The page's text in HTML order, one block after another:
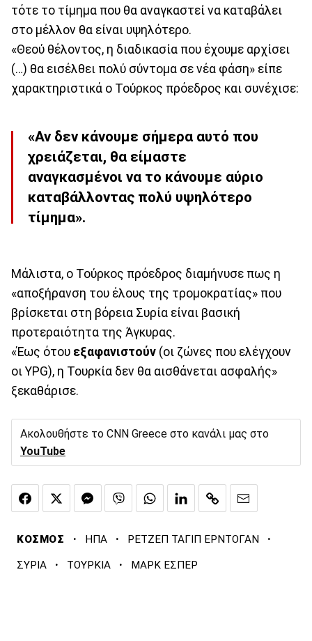
τότε το τίμημα που θα αναγκαστεί να καταβάλει
στο μέλλον θα είναι υψηλότερο.
«Θεού θέλοντος, η διαδικασία που έχουμε αρχίσει
(…) θα εισέλθει πολύ σύντομα σε νέα φάση» είπε
χαρακτηριστικά ο Τούρκος πρόεδρος και συνέχισε:
«Αν δεν κάνουμε σήμερα αυτό που
χρειάζεται, θα είμαστε
αναγκασμένοι να το κάνουμε αύριο
καταβάλλοντας πολύ υψηλότερο
τίμημα».
Μάλιστα, ο Τούρκος πρόεδρος διαμήνυσε πως η
«αποξήρανση του έλους της τρομοκρατίας» που
βρίσκεται στη βόρεια Συρία είναι βασική
προτεραιότητα της Άγκυρας.
«Έως ότου εξαφανιστούν (οι ζώνες που ελέγχουν
οι YPG), η Τουρκία δεν θα αισθάνεται ασφαλής»
ξεκαθάρισε.
Ακολουθήστε το CNN Greece στο κανάλι μας στο
YouTube
ΚΟΣΜΟΣ · ΗΠΑ · ΡΕΤΖΕΠ ΤΑΓΙΠ ΕΡΝΤΟΓΑΝ ·
ΣΥΡΙΑ · ΤΟΥΡΚΙΑ · ΜΑΡΚ ΕΣΠΕΡ